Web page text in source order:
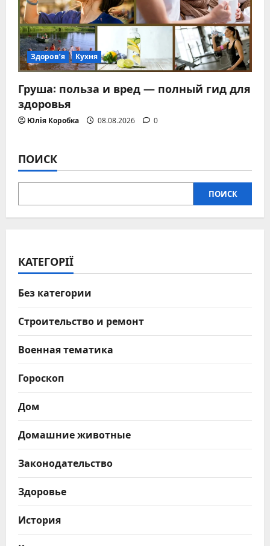
Здоров’я Кухня
Груша: польза и вред — полный гид для
здоровья
Юлія Коробка 08.08.2026 0
ПОИСК
ПОИСК
КАТЕГОРІЇ
Без категории
Строительство и ремонт
Военная тематика
Гороскоп
Дом
Домашние животные
Законодательство
Здоровье
История